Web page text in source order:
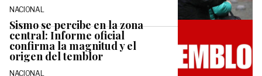
NACIONAL
Sismo se percibe en la zona
central: Informe oficial
confirma la magnitud y el
origen del temblor
NACIONAL